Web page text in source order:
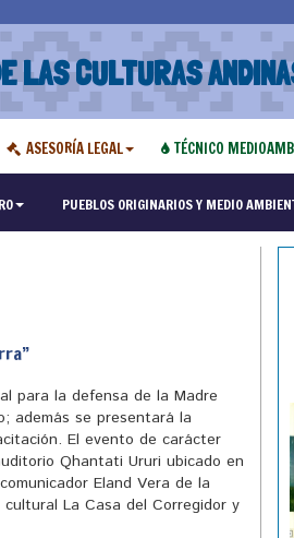
LAS CULTURAS
ASESORÍA LEGAL TÉCNICO
PUEBLOS ORIGINARIOS Y MEDIO
para la defensa de la Madre
además se presentará la
El evento de carácter
Qhantati Ururi ubicado en
Eland Vera de la
La Casa del Corregidor y